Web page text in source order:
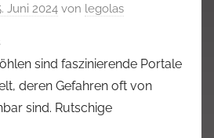
Juni 2024 von legolas
sind faszinierende Portale
deren Gefahren oft von
sind. Rutschige